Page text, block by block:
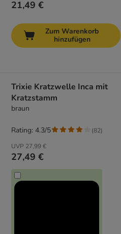
21,49 €
Zum Warenkorb
hinzufügen
Trixie Kratzwelle Inca mit
Kratzstamm
braun
UVP 27,99 €
27,49 €
Rating: 4.3/5 (82)